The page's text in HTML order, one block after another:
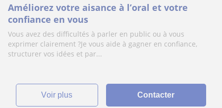
Améliorez votre aisance à l’oral et votre
confiance en vous
Vous avez des difficultés à parler en public ou à vous
exprimer clairement ?Je vous aide à gagner en confiance,
structurer vos idées et par...
voir plus Contacter